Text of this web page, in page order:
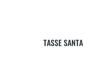
TASSE SANTA